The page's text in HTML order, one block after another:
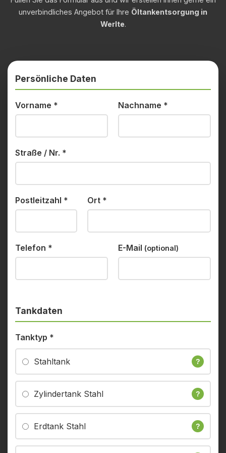
unverbindliches Angebot für Ihre Öltankentsorgung in
Werlte.
Persönliche Daten
Vorname * Nachname *
Straße / Nr. *
Postleitzahl * Ort *
Telefon * E-Mail (optional)
Tankdaten
Tanktyp *
Stahltank ?
Zylindertank Stahl ?
Erdtank Stahl ?